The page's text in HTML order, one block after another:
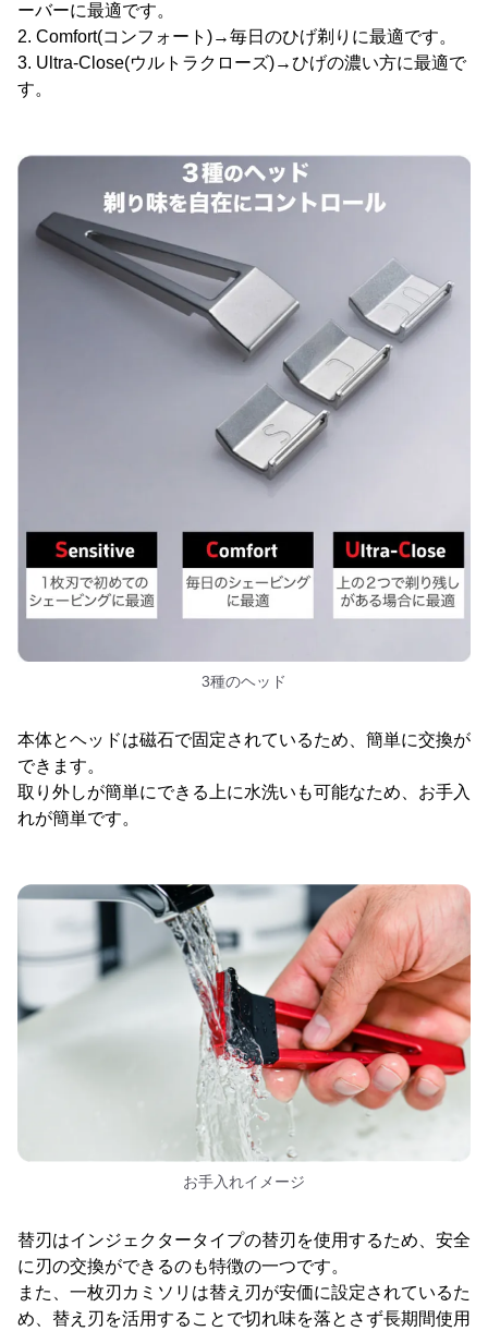
ーバーに最適です。
2. Comfort(コンフォート)→毎日のひげ剃りに最適です。
3. Ultra-Close(ウルトラクローズ)→ひげの濃い方に最適で
す。
3種のヘッド
本体とヘッドは磁石で固定されているため、簡単に交換が
できます。
取り外しが簡単にできる上に水洗いも可能なため、お手入
れが簡単です。
お手入れイメージ
替刃はインジェクタータイプの替刃を使用するため、安全
に刃の交換ができるのも特徴の一つです。
また、一枚刃カミソリは替え刃が安価に設定されているた
め、替え刃を活用することで切れ味を落とさず長期間使用